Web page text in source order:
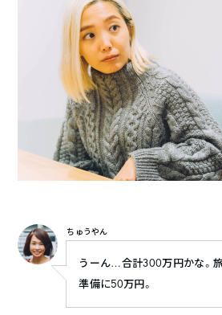
ちゅうやん
うーん…合計300万円かな。
準備に50万円。